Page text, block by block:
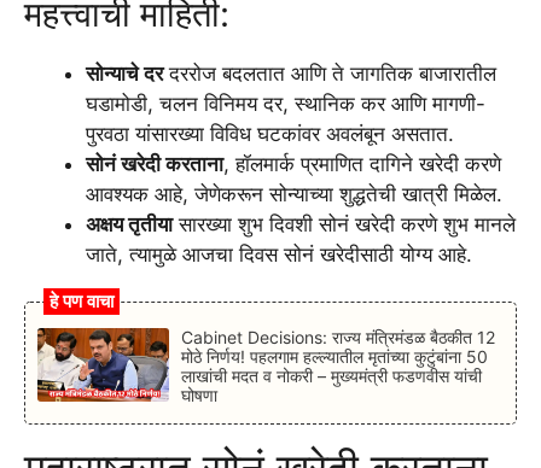
महत्त्वाची माहिती:
सोन्याचे दरदररोज बदलतात आणि ते जागतिक बाजारातील
घडामोडी, चलन विनिमय दर, स्थानिक कर आणि मागणी-
पुरवठा यांसारख्या विविध घटकांवर अवलंबून असतात.
सोनं खरेदी करताना, हॉलमार्क प्रमाणित दागिने खरेदी करणे
आवश्यक आहे, जेणेकरून सोन्याच्या शुद्धतेची खात्री मिळेल.
अक्षय तृतीयासारख्या शुभ दिवशी सोनं खरेदी करणे शुभ मानले
जाते, त्यामुळे आजचा दिवस सोनं खरेदीसाठी योग्य आहे.​
हे पण वाचा
Cabinet Decisions: राज्य मंत्रिमंडळ बैठकीत 12
मोठे निर्णय! पहलगाम हल्ल्यातील मृतांच्या कुटुंबांना 50
लाखांची मदत व नोकरी – मुख्यमंत्री फडणवीस यांची
घोषणा